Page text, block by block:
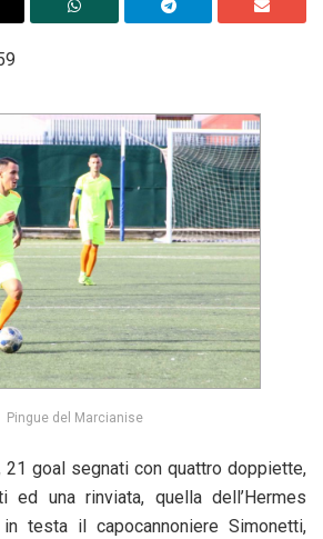
Pingue del Marcianise
21 goal segnati con quattro doppiette,
ed una rinviata, quella dell’Hermes
in testa il capocannoniere Simonetti,